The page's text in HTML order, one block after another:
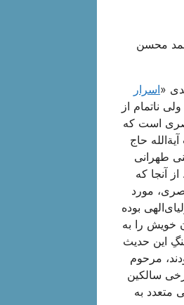
محسن
« اسرار
ناتمام از
است که
حاج
طهرانی
آنجا که
مورد
بوده
خویش را به
این حدیث
مرحوم
سالکین
متعدد به